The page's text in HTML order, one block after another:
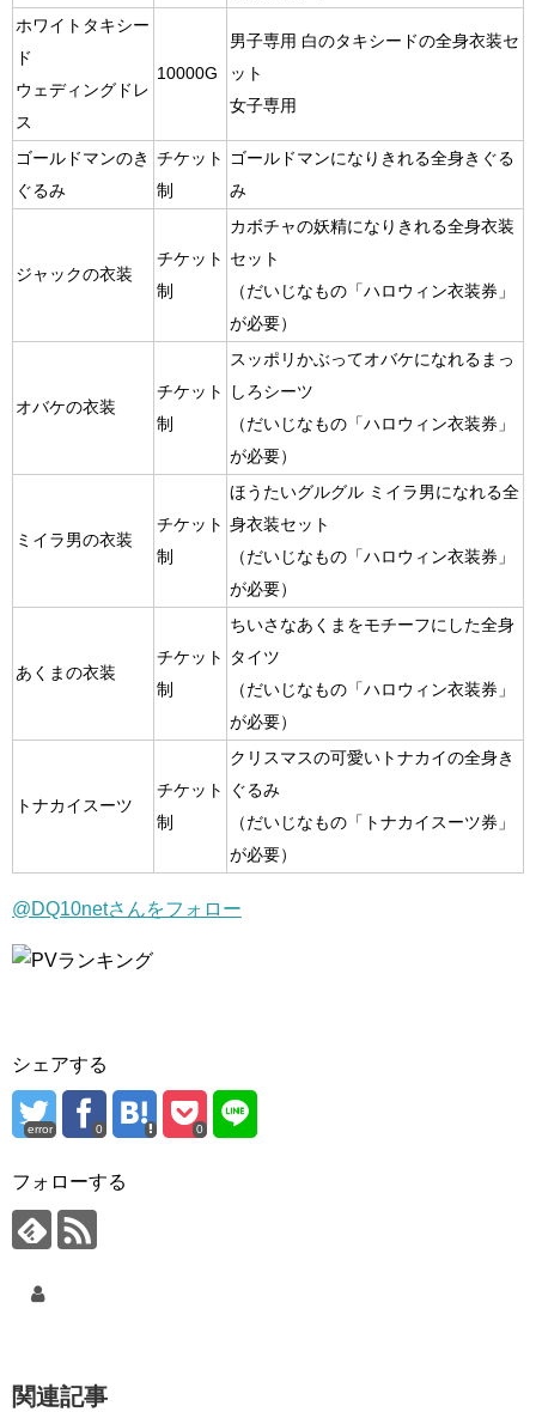
ホワイトタキシー
ド
ウェディングドレ
ス
10000G
男子専用 白のタキシードの全身衣装セ
ット
女子専用
ゴールドマンのき
ぐるみ
チケット
制
ゴールドマンになりきれる全身きぐる
み
ジャックの衣装
チケット
制
カボチャの妖精になりきれる全身衣装
セット
（だいじなもの「ハロウィン衣装券」
が必要）
オバケの衣装
チケット
制
スッポリかぶってオバケになれるまっ
しろシーツ
（だいじなもの「ハロウィン衣装券」
が必要）
ミイラ男の衣装
チケット
制
ほうたいグルグル ミイラ男になれる全
身衣装セット
（だいじなもの「ハロウィン衣装券」
が必要）
あくまの衣装
チケット
制
ちいさなあくまをモチーフにした全身
タイツ
（だいじなもの「ハロウィン衣装券」
が必要）
トナカイスーツ
チケット
制
クリスマスの可愛いトナカイの全身き
ぐるみ
（だいじなもの「トナカイスーツ券」
が必要）
@DQ10netさんをフォロー
シェアする
error 0 0
フォローする
関連記事